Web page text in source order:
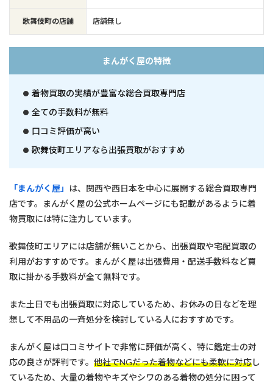
歌舞伎町の店舗 店舗無し
まんがく屋の特徴
着物買取の実績が豊富な総合買取専門店
全ての手数料が無料
口コミ評価が高い
歌舞伎町エリアなら出張買取がおすすめ
「まんがく屋」 は、関西や西日本を中心に展開する総合買取専門
店です。まんがく屋の公式ホームページにも記載があるように着
物買取には特に注力しています。
歌舞伎町エリアには店舗が無いことから、出張買取や宅配買取の
利用がおすすめです。まんがく屋は出張費用・配送手数料など買
取に掛かる手数料が全て無料です。
また土日でも出張買取に対応しているため、お休みの日などを理
想して不用品の一斉処分を検討している人におすすめです。
まんがく屋は口コミサイトで非常に評価が高く、特に鑑定士の対
応の良さが評判です。 他社でNGだった着物などにも柔軟に対応し
ているため、大量の着物やキズやシワのある着物の処分に困って